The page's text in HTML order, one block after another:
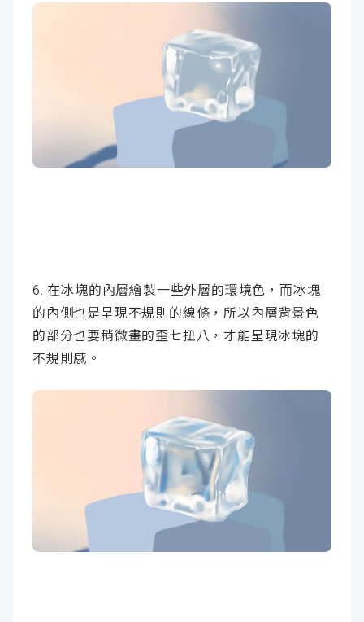
6. 在冰塊的內層繪製一些外層的環境色，而冰塊
的內側也是呈現不規則的線條，所以內層背景色
的部分也要稍微畫的歪七扭八，才能呈現冰塊的
不規則感。